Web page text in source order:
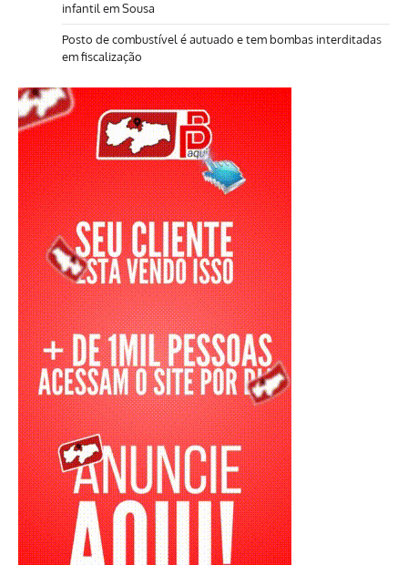
infantil em Sousa
Posto de combustível é autuado e tem bombas interditadas
em fiscalização